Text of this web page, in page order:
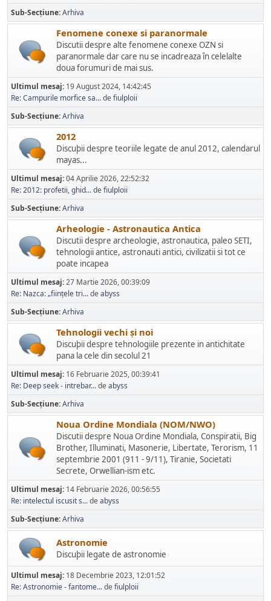
Sub-Secțiune Arhiva
Fenomene conexe si paranormale
Discutii despre alte fenomene conexe OZN si
paranormale dar care nu se incadreaza în celelalte
doua forumuri de mai sus.
Ultimul mesaj: 19 August 2024, 14:42:45
Re: Campurile morfice sa...de fiulploii
Sub-Secțiune Arhiva
2012
Discuþii despre teoriile legate de anul 2012, calendarul
mayas...
Ultimul mesaj:04 Aprilie 2026, 22:52:32
Re: 2012: profetii, ghid...de fiulploii
Sub-Secțiune Arhiva
Arheologie - Astronautica Antica
Discutii despre archeologie, astronautica, paleo SETI,
tehnologii antice, astronauti antici, civilizatii si tot ce
poate incapea
Ultimul mesaj:27 Martie 2026, 00:39:09
Re: Nazca: „ființele tri...de abyss
Sub-Secțiune Arhiva
Tehnologii vechi și noi
Discuþii despre tehnologiile prezente in antichitate
pana la cele din secolul 21
Ultimul mesaj: 16 Februarie 2025, 00:39:41
Re: Deep seek - intrebar...de abyss
Sub-Secțiune Arhiva
Noua Ordine Mondiala (NOM/NWO)
Discutii despre Noua Ordine Mondiala, Conspiratii, Big
Brother, Illuminati, Masonerie, Libertate, Terorism, 11
septembrie 2001 (911 - 9/11), Tiranie, Societati
Secrete, Orwellian-ism etc.
Ultimul mesaj: 14 Februarie 2026, 00:56:55
Re: intelectul iscusit s...de abyss
Sub-Secțiune Arhiva
Astronomie
Discuþii legate de astronomie
Ultimul mesaj: 18 Decembrie 2023, 12:01:52
Re: Astronomie - fantome...de fiulploii